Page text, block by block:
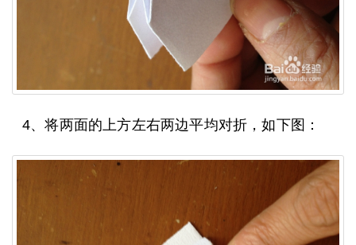
4、将两面的上方左右两边平均对折，如下图：